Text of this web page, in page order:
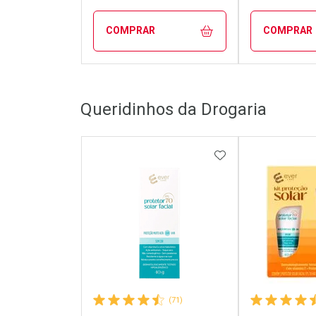
COMPRAR
Laboratório
Por Menos
COMPRAR
Por
Queridinhos da Drogaria
(71)
ADICIONAR AOS